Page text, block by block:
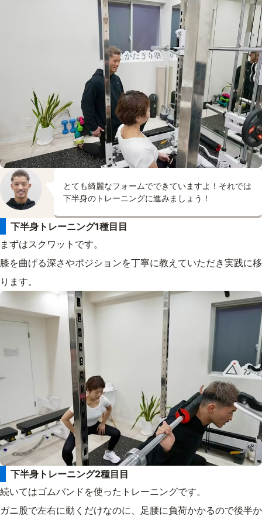
とても綺麗なフォームでできていますよ！それでは
下半身のトレーニングに進みましょう！
下半身トレーニング1種目目
まずはスクワットです。
膝を曲げる深さやポジションを丁寧に教えていただき実践に移
ります。
下半身トレーニング2種目目
続いてはゴムバンドを使ったトレーニングです。
ガニ股で左右に動くだけなのに、足腰に負荷かかるので後半か